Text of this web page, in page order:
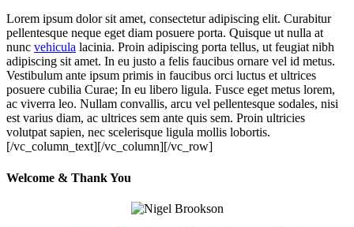
Lorem ipsum dolor sit amet, consectetur adipiscing elit. Curabitur
pellentesque neque eget diam posuere porta. Quisque ut nulla at
nunc vehicula lacinia. Proin adipiscing porta tellus, ut feugiat nibh
adipiscing sit amet. In eu justo a felis faucibus ornare vel id metus.
Vestibulum ante ipsum primis in faucibus orci luctus et ultrices
posuere cubilia Curae; In eu libero ligula. Fusce eget metus lorem,
ac viverra leo. Nullam convallis, arcu vel pellentesque sodales, nisi
est varius diam, ac ultrices sem ante quis sem. Proin ultricies
volutpat sapien, nec scelerisque ligula mollis lobortis.
[/vc_column_text][/vc_column][/vc_row]
Welcome & Thank You